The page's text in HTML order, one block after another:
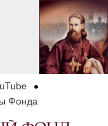
Фонда